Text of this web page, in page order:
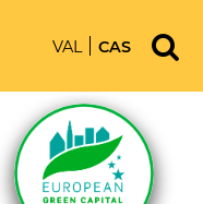
VAL CAS